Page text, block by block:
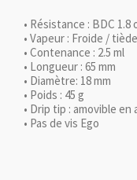
• Résistance : BDC 1.8
• Vapeur : Froide / tiède
• Contenance : 2.5 ml
• Longueur : 65 mm
• Diamètre: 18 mm
• Poids : 45 g
• Drip tip : amovible en
• Pas de vis Ego